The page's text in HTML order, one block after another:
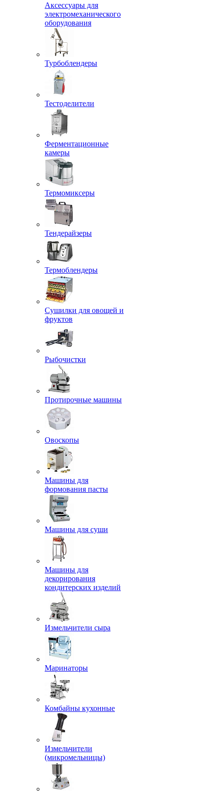
Аксессуары для
электромеханического
оборудования
Турбоблендеры
Тестоделители
Ферментационные
камеры
Термомиксеры
Тендерайзеры
Термоблендеры
Сушилки для овощей и
фруктов
Рыбочистки
Протирочные машины
Овоскопы
Машины для
формования пасты
Машины для суши
Машины для
декорирования
кондитерских изделий
Измельчители сыра
Маринаторы
Комбайны кухонные
Измельчители
(микромельницы)